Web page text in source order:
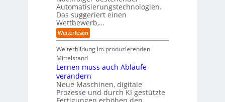
n
d
u
s
t
r
i
e
e
m
ö
g
l
i
s
e
n
d
e
R
a
n
o
m
w
a
r
e
r
o
b
o
t
r
n
g
f
ü
r
T
a
t
o
r
t
e
Automatisierungstechnologien.
Das suggeriert einen
Wettbewerb,…
Weiterlesen:
E
n
e
h
r
l
i
c
Weiterbildung im produzierenden
Mittelstand
Lernen muss auch Abläufe
verändern
Neue Maschinen, digitale
Prozesse und durch KI gestützte